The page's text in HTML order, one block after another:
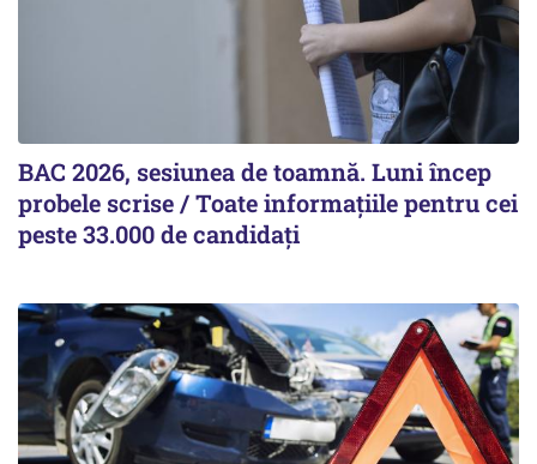
BAC 2026, sesiunea de toamnă. Luni încep
probele scrise / Toate informațiile pentru cei
peste 33.000 de candidați